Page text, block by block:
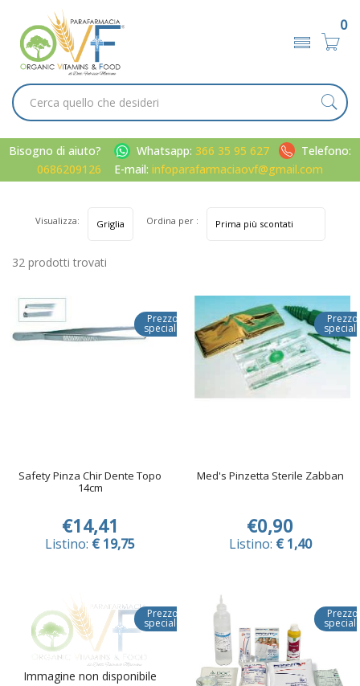
0
Bisogno di aiuto? Whatsapp: 366 35 95 627
Telefono:
0686209126
E-mail: infoparafarmaciaovf@gmail.com
32 prodotti trovati
Visualizza: Ordina per :
Prezzo
speciale
Safety Pinza Chir Dente Topo
14cm
€14,41
Listino: € 19,75
Prezzo
Med's Pinzetta Sterile Zabban
€0,90
Listino: € 1,40
Immagine non disponibile
Prezzo
speciale
Prezzo